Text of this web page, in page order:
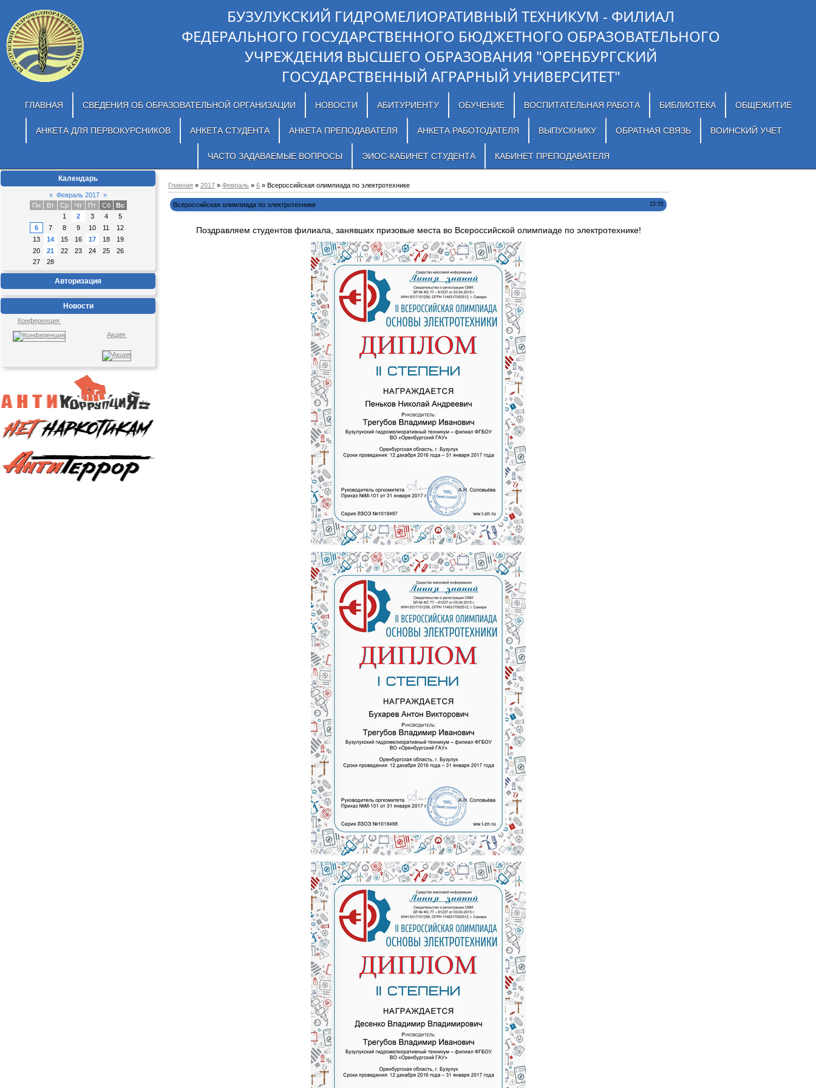
БУЗУЛУКСКИЙ ГИДРОМЕЛИОРАТИВНЫЙ ТЕХНИКУМ - ФИЛИАЛ
ФЕДЕРАЛЬНОГО ГОСУДАРСТВЕННОГО БЮДЖЕТНОГО ОБРАЗОВАТЕЛЬНОГО
УЧРЕЖДЕНИЯ ВЫСШЕГО ОБРАЗОВАНИЯ "ОРЕНБУРГСКИЙ
ГОСУДАРСТВЕННЫЙ АГРАРНЫЙ УНИВЕРСИТЕТ"
ГЛАВНАЯ СВЕДЕНИЯ ОБ ОБРАЗОВАТЕЛЬНОЙ ОРГАНИЗАЦИИ НОВОСТИ АБИТУРИЕНТУ ОБУЧЕНИЕ ВОСПИТАТЕЛЬНАЯ РАБОТА БИБЛИОТЕКА ОБЩЕЖИТИЕ
АНКЕТА ДЛЯ ПЕРВОКУРСНИКОВ АНКЕТА СТУДЕНТА АНКЕТА ПРЕПОДАВАТЕЛЯ АНКЕТА РАБОТОДАТЕЛЯ ВЫПУСКНИКУ ОБРАТНАЯ СВЯЗЬ ВОИНСКИЙ УЧЕТ
ЧАСТО ЗАДАВАЕМЫЕ ВОПРОСЫ ЭИОС-КАБИНЕТ СТУДЕНТА КАБИНЕТ ПРЕПОДАВАТЕЛЯ
Календарь
« Февраль 2017 »
Пн
Вт Ср Чт Пт Сб
Вс
1
2 3 4
5
6
7 8 9 10 11
12
13
14 15 16 17 18
19
20
21 22 23 24 25
26
27
28
Авторизация
Новости
Конференция
Акция
Главная » 2017 » Февраль » 6 » Всероссийская олимпиада по электротехнике
15:55
Всероссийская олимпиада по электротехнике
Поздравляем студентов филиала, занявших призовые места во Всероссийской олимпиаде по электротехнике!